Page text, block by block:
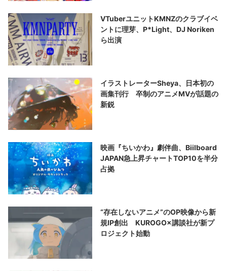
VTuberユニットKMNZのクラブイベ
ントに理芽、P*Light、DJ Noriken
ら出演
イラストレーターSheya、日本初の
画集刊行 卒制のアニメMVが話題の
新鋭
映画『ちいかわ』劇伴曲、Biilboard
JAPAN急上昇チャートTOP10を半分
占拠
“存在しないアニメ”のOP映像から新
規IP創出 KUROGO×講談社が新プ
ロジェクト始動